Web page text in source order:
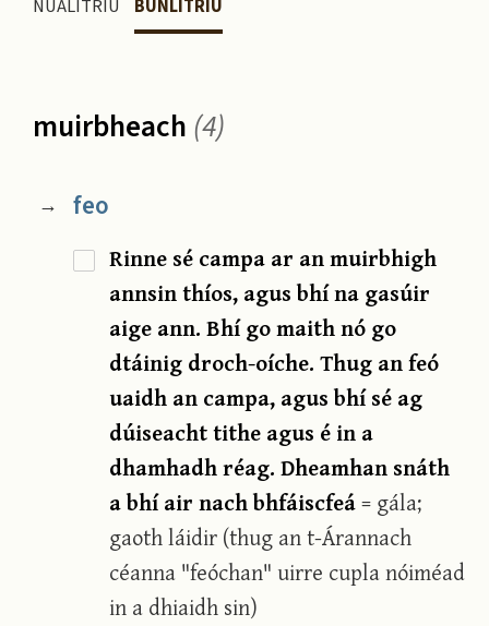
NUALITRIÚ BUNLITRIÚ
muirbheach (4)
→ feo
Rinne sé campa ar an muirbhigh
annsin thíos, agus bhí na gasúir
aige ann. Bhí go maith nó go
dtáinig droch-oíche. Thug an feó
uaidh an campa, agus bhí sé ag
dúiseacht tithe agus é in a
dhamhadh réag. Dheamhan snáth
a bhí air nach bhfáiscfeá= gála;
gaoth láidir (thug an t-Árannach
céanna "feóchan" uirre cupla nóiméad
in a dhiaidh sin)